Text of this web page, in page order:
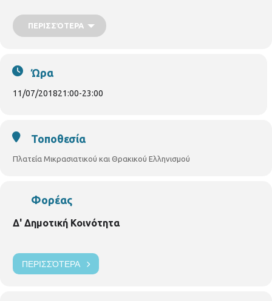
ΠΕΡΙΣΣΌΤΕΡΑ
Ώρα
11/07/201821:00-23:00
Τοποθεσία
Πλατεία Μικρασιατικού και Θρακικού Ελληνισμού
Φορέας
Δ' Δημοτική Κοινότητα
ΠΕΡΙΣΣΌΤΕΡΑ